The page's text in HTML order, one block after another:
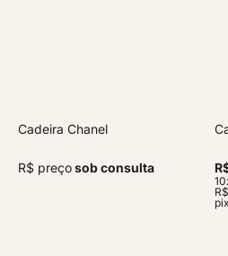
Cadeira Chanel
R$ preçosob consulta
pix